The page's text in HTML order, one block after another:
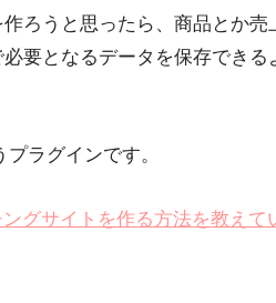
ろうと思ったら、商品とか
要となるデータを保存できる
ラグインです。
グサイトを作る方法を教えて